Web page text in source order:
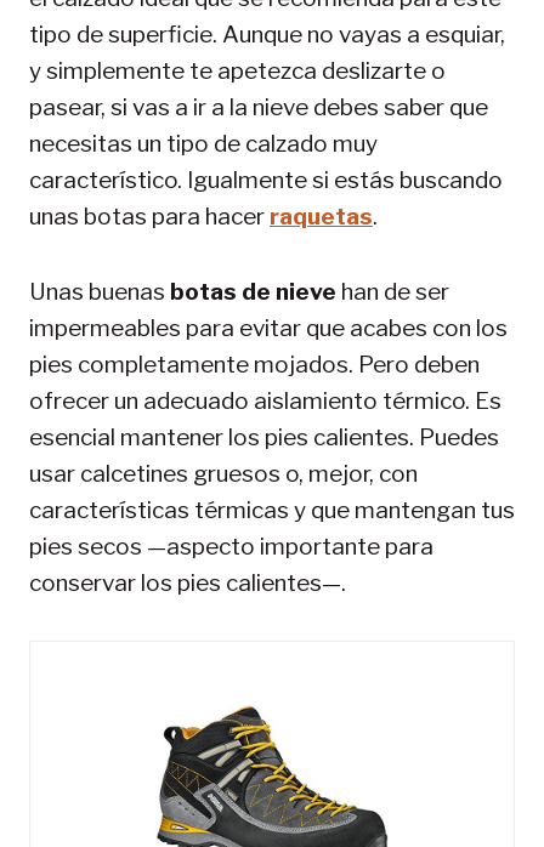
tipo de superficie. Aunque no vayas a esquiar,
y simplemente te apetezca deslizarte o
pasear, si vas a ir a la nieve debes saber que
necesitas un tipo de calzado muy
característico. Igualmente si estás buscando
unas botas para hacer raquetas.
Unas buenas botas de nieve han de ser
impermeables para evitar que acabes con los
pies completamente mojados. Pero deben
ofrecer un adecuado aislamiento térmico. Es
esencial mantener los pies calientes. Puedes
usar calcetines gruesos o, mejor, con
características térmicas y que mantengan tus
pies secos —aspecto importante para
conservar los pies calientes—.